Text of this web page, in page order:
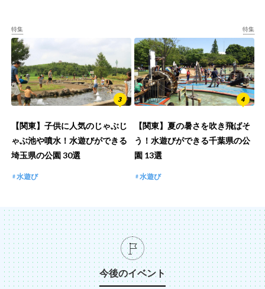
特集
【関東】子供に人気のじゃぶじ
ゃぶ池や噴水！水遊びができる
埼玉県の公園 30選
水遊び
特集
【関東】夏の暑さを吹き飛ばそ
う！水遊びができる千葉県の公
園 13選
水遊び
今後のイベント